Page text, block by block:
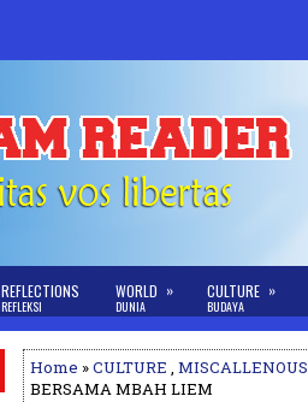
REFLECTIONS
REFLEKSI
WORLD
DUNIA
» CULTURE
BUDAYA
»
Home »CULTURE , MISCALLENOUS
BERSAMA MBAH LIEM